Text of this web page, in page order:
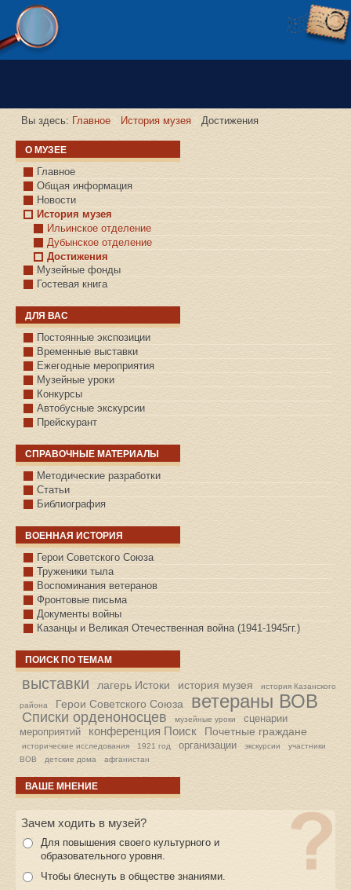
Версия сайта для слабовидящих
Вы здесь: Главное История музея Достижения
О МУЗЕЕ
Главное
Общая информация
Новости
История музея
Ильинское отделение
Дубынское отделение
Достижения
Музейные фонды
Гостевая книга
ДЛЯ ВАС
Постоянные экспозиции
Временные выставки
Ежегодные мероприятия
Музейные уроки
Конкурсы
Автобусные экскурсии
Прейскурант
СПРАВОЧНЫЕ МАТЕРИАЛЫ
Методические разработки
Статьи
Библиография
ВОЕННАЯ ИСТОРИЯ
С.КАЗАНСКОЕ
Герои Советского Союза
Труженики тыла
Воспоминания ветеранов
Фронтовые письма
Документы войны
Казанцы и Великая Отечественная война (1941-1945гг.)
ПОИСК ПО ТЕМАМ
выставки лагерь Истоки история музея история Казанского
района Герои Советского Союза ветераны ВОВ
Списки орденоносцев музейные уроки
сценарии
мероприятий
конференция Поиск Почетные граждане
исторические исследования 1921 год организации экскурсии
участники
ВОВ
детские дома афганистан
ВАШЕ МНЕНИЕ
Зачем ходить в музей?
Для повышения своего культурного и
образовательного уровня.
Чтобы блеснуть в обществе знаниями.